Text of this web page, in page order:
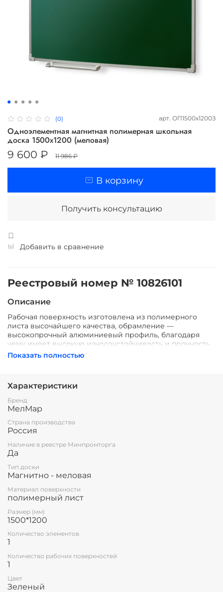
(0) арт. ОП1500х1200З
Одноэлементная магнитная полимерная школьная
доска 1500х1200 (меловая)
9 600 ₽ 11 986 ₽
В корзину
Получить консультацию
Добавить в сравнение
Реестровый номер № 10826101
Описание
Рабочая поверхность изготовлена из полимерного
листа высочайшего качества, обрамление —
высокопрочный алюминиевый профиль, благодаря
чему имеет высокую износоустойчивость и прочность.
Имеется лоток для мела/маркера и принадлежностей.
Все школьные доски соответствуют ГОСТ 20064-86
ДОСКИ КЛАССНЫЕ
Показать полностью
Характеристики
Бренд
МелМар
Страна производства
Россия
Наличие в реестре Минпромторга
Да
Тип доски
Магнитно - меловая
Материал поверхности
полимерный лист
Размер (мм)
1500*1200
Количество элементов
1
Количество рабочих поверхностей
1
Цвет
Зеленый